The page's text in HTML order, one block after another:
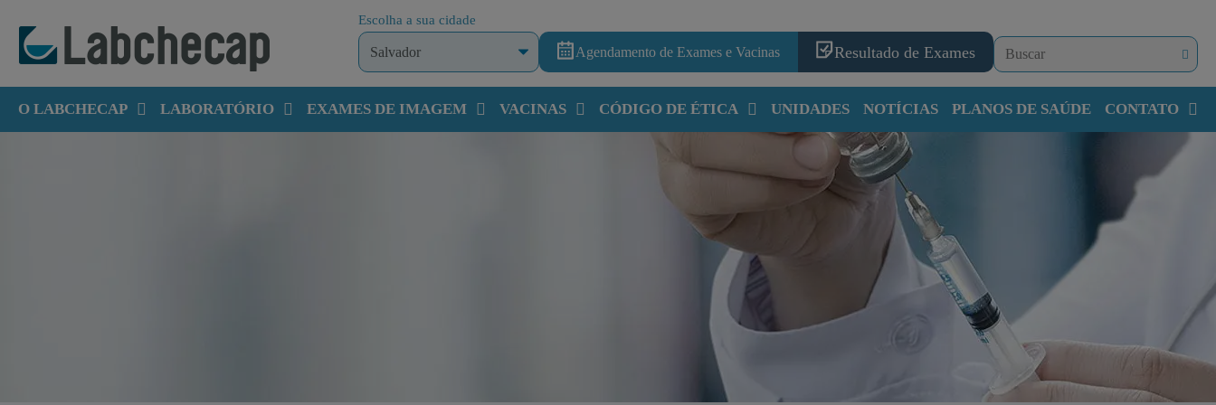
Escolha a sua cidade
Agendamento de Exames e Vacinas Resultado de Exames
O LABCHECAP LABORATÓRIO EXAMES DE IMAGEM VACINAS CÓDIGO DE ÉTICA UNIDADES NOTÍCIAS PLANOS DE SAÚDE CONTATO